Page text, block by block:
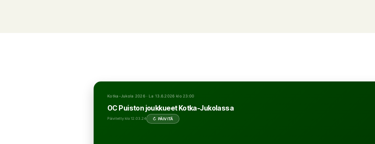
Kotka-Jukola 2026 · La 13.6.2026 klo 23:00
OC Puiston joukkueet Kotka-Jukolassa
Päivitetty klo 12.03.24 ↻ PÄIVITÄ